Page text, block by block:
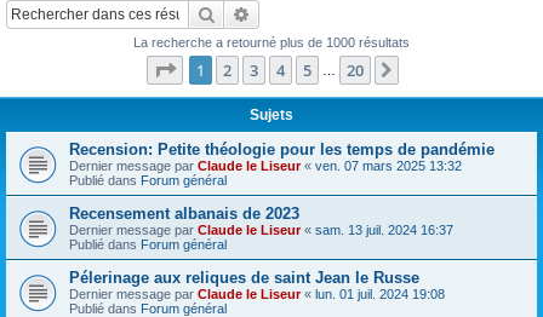
Rechercher
La recherche a retourné plus de 1000 résultats
Page 1sur20
1 2 3 4 5 20
Sujets
Recension: Petite théologie pour les temps de pandémie
Dernier message par Claude le Liseur« ven. 07 mars 2025 13:32
Publié dans Forum général
Recensement albanais de 2023
Dernier message par Claude le Liseur« sam. 13 juil. 2024 16:37
Publié dans Forum général
Pélerinage aux reliques de saint Jean le Russe
Dernier message par Claude le Liseur« lun. 01 juil. 2024 19:08
Publié dans Forum général